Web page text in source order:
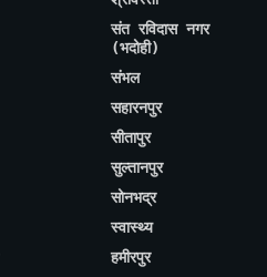
संत रविदास नगर
(भदोही)
संभल
सहारनपुर
सीतापुर
सुल्तानपुर
सोनभद्र
स्वास्थ्य
हमीरपुर